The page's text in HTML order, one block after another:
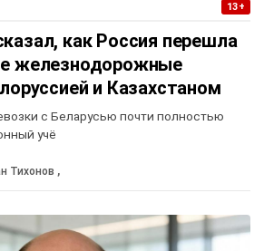
13+
как Россия перешла
железнодорожные
и Казахстаном
с Беларусью почти полностью
учё
Тихонов ,